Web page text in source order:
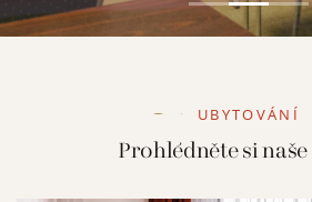
UBYTOVÁNÍ
Prohlédněte si